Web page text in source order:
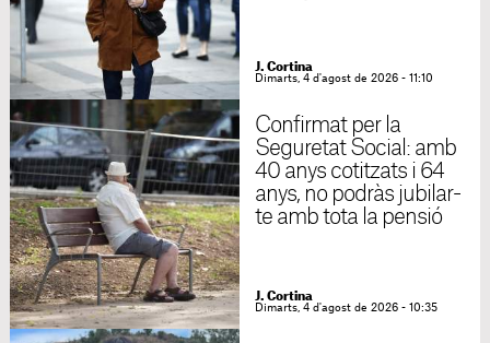
J. Cortina
Dimarts, 4 d'agost de 2026 - 11:10
Confirmat per la
Seguretat Social: amb
40 anys cotitzats i 64
anys, no podràs jubilar-
te amb tota la pensió
J. Cortina
Dimarts, 4 d'agost de 2026 - 10:35